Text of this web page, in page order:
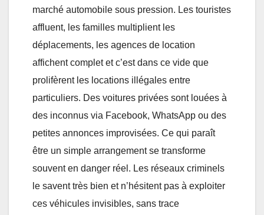
marché automobile sous pression. Les touristes
affluent, les familles multiplient les
déplacements, les agences de location
affichent complet et c’est dans ce vide que
prolifèrent les locations illégales entre
particuliers. Des voitures privées sont louées à
des inconnus via Facebook, WhatsApp ou des
petites annonces improvisées. Ce qui paraît
être un simple arrangement se transforme
souvent en danger réel. Les réseaux criminels
le savent très bien et n’hésitent pas à exploiter
ces véhicules invisibles, sans trace